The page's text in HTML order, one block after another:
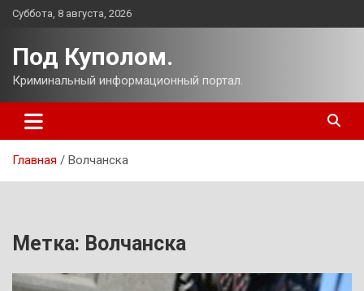
Перейти
Суббота, 8 августа, 2026
Под Куполом.
Криминальный информационный портал.
Главная Волчанска
Метка: Волчанска